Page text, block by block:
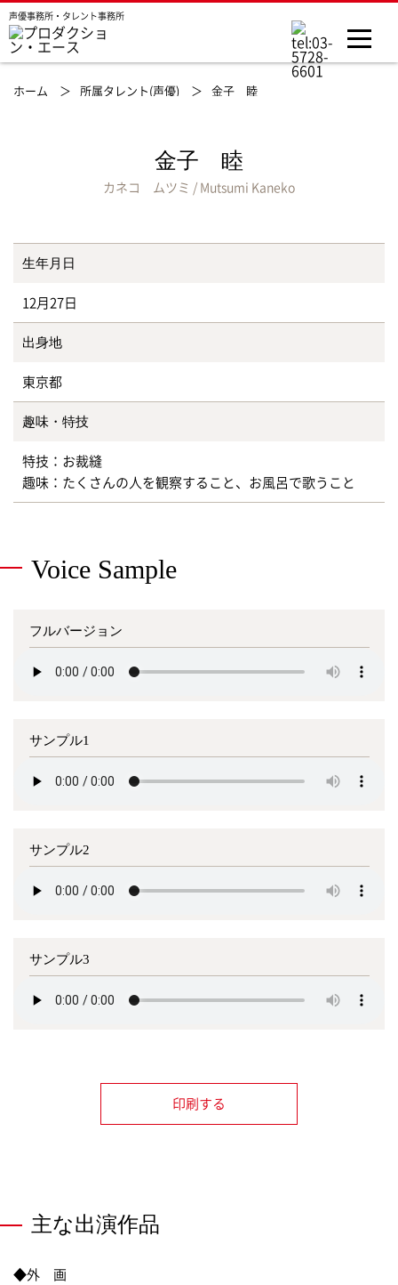
声優事務所・タレント事務所
ホーム ＞ 所属タレント(声優) ＞ 金子 睦
金子 睦
カネコ ムツミ / Mutsumi Kaneko
生年月日
12月27日
出身地
東京都
趣味・特技
特技：お裁縫
趣味：たくさんの人を観察すること、お風呂で歌うこと
Voice Sample
フルバージョン
サンプル1
サンプル2
サンプル3
印刷する
主な出演作品
◆外 画